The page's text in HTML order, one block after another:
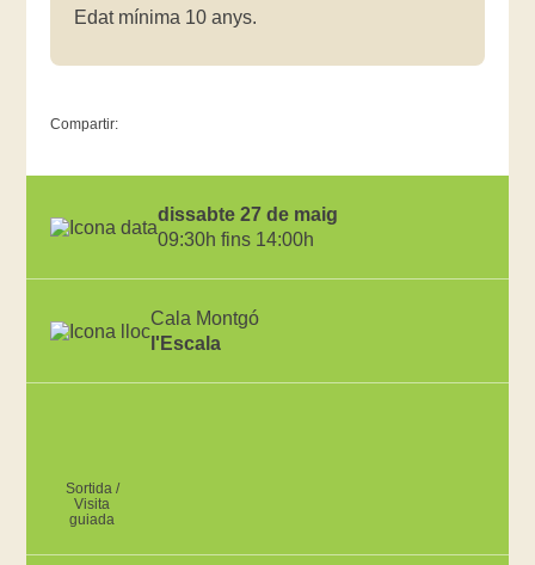
Edat mínima 10 anys.
Compartir:
dissabte 27 de maig
09:30h fins 14:00h
Cala Montgó
l'Escala
Sortida /
Visita
guiada